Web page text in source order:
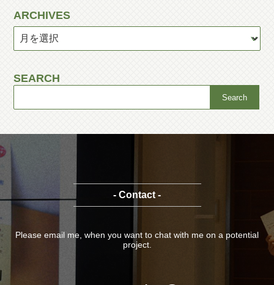
ARCHIVES
SEARCH
- Contact -
Please email me, when you want to chat with me on a potential
project.